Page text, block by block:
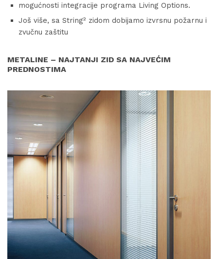
mogućnosti integracije programa Living Options.
Još više, sa String² zidom dobijamo izvrsnu požarnu i
zvučnu zaštitu
METALINE – NAJTANJI ZID SA NAJVEĆIM
PREDNOSTIMA